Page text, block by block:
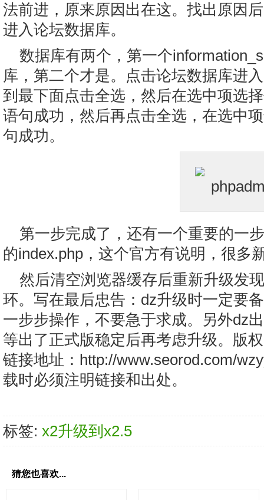
法前进，原来原因出在这。找出原因
进入论坛数据库。
数据库有两个，第一个
库，第二个才是。点击论坛数据库进
到最下面点击全选，然后在选中项选
语句成功，然后再点击全选，在选中
句成功。
第一步完成了，还有一个重要的一
的index.php，这个官方有说明，很多
然后清空浏览器缓存后重新升级发
环。写在最后忠告：dz升级时一定要
一步步操作，不要急于求成。另外dz
等出了正式版稳定后再考虑升级。版
链接地址：http://www.seorod.com/
载时必须注明链接和出处。
标签: x2升级到x2.5
猜您也喜欢...